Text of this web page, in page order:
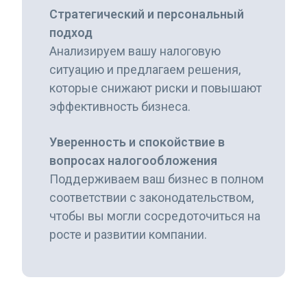
Стратегический и персональный
подход
Анализируем вашу налоговую
ситуацию и предлагаем решения,
которые снижают риски и повышают
эффективность бизнеса.
Уверенность и спокойствие в
вопросах налогообложения
Поддерживаем ваш бизнес в полном
соответствии с законодательством,
чтобы вы могли сосредоточиться на
росте и развитии компании.